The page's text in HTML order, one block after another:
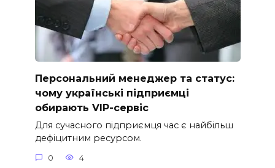
Персональний менеджер та статус:
чому українські підприємці
обирають VIP-сервіс
Для сучасного підприємця час є найбільш
дефіцитним ресурсом.
0 4